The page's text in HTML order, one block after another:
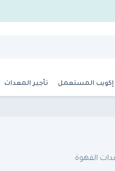
المستعمل تأجير المعدات
القهوة